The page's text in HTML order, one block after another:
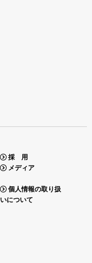
採 用
メディア
個人情報の取り扱
いについて